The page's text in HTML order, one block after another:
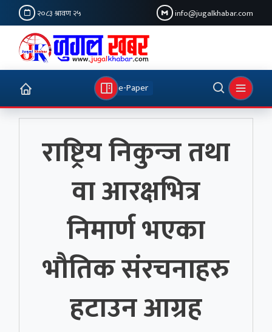
२०८३ श्रावण २५ info@jugalkhabar.com
e-Paper
राष्ट्रिय निकुन्ज तथा
वा आरक्षभित्र
निमार्ण भएका
भौतिक संरचनाहरु
हटाउन आग्रह